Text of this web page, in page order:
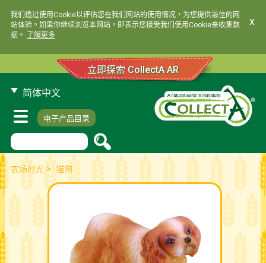
我们透过使用Cookie以评估您在我们网站的使用情况，为您提供最佳的网
站体验。如果你继续浏览本网站，即表示您接受我们使用Cookie来收集数
据。
了解更多.
x
立即探索 CollectA AR
简体中文
电子产品目录
农场时光> 猫狗